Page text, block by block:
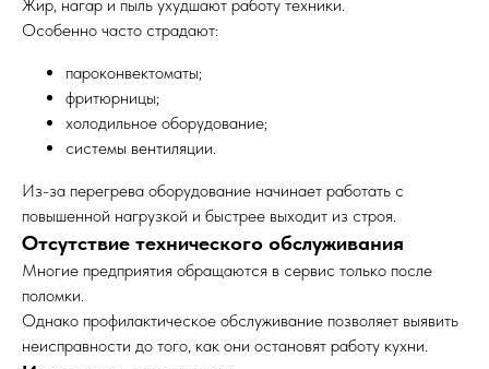
Жир, нагар и пыль ухудшают работу техники.
Особенно часто страдают:
пароконвектоматы;
фритюрницы;
холодильное оборудование;
системы вентиляции.
Из-за перегрева оборудование начинает работать с
повышенной нагрузкой и быстрее выходит из строя.
Отсутствие технического обслуживания
Многие предприятия обращаются в сервис только после
поломки.
Однако профилактическое обслуживание позволяет выявить
неисправности до того, как они остановят работу кухни.